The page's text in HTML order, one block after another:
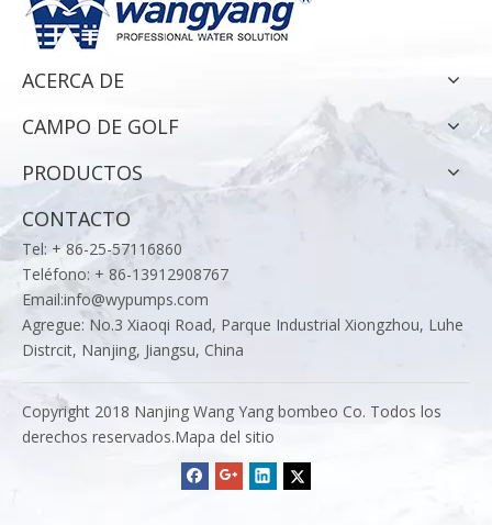
ACERCA DE
CAMPO DE GOLF
PRODUCTOS
CONTACTO
Tel: + 86-25-57116860
Teléfono: + 86-13912908767
Email:info@wypumps.com
Agregue: No.3 Xiaoqi Road, Parque Industrial Xiongzhou, Luhe
Distrcit, Nanjing, Jiangsu, China
Copyright 2018 Nanjing Wang Yang bombeo Co. Todos los
derechos reservados.Mapa del sitio